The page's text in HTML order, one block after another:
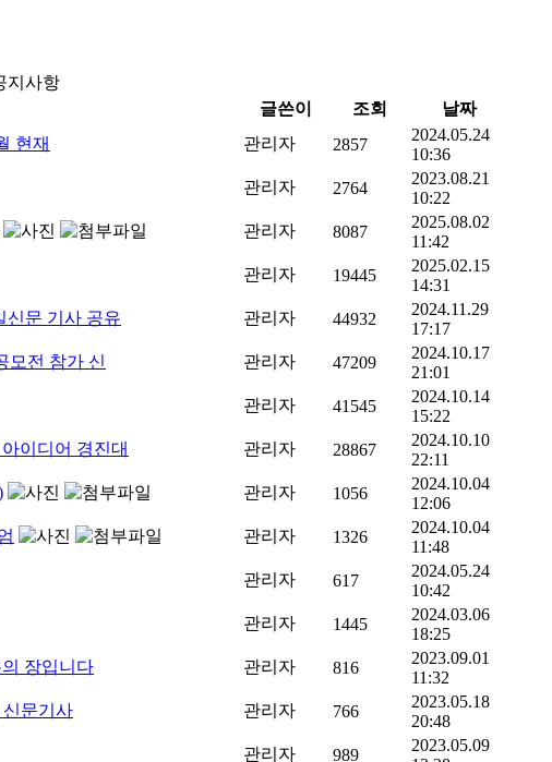
지사항
글쓴이 조회
날짜
현재
관리자 2857
2024.05.24
10:36
관리자 2764
2023.08.21
10:22
관리자 8087
2025.08.02
11:42
관리자 19445
2025.02.15
14:31
신문 기사 공유 관리자 44932
2024.11.29
17:17
모전 참가 신 관리자 47209
2024.10.17
21:01
관리자 41545
2024.10.14
15:22
이디어 경진대 관리자 28867
2024.10.10
22:11
관리자 1056
2024.10.04
12:06
관리자 1326
2024.10.04
11:48
관리자 617
2024.05.24
10:42
관리자 1445
2024.03.06
18:25
장입니다 관리자 816
2023.09.01
11:32
문기사 관리자 766
2023.05.18
20:48
관리자 989
2023.05.09